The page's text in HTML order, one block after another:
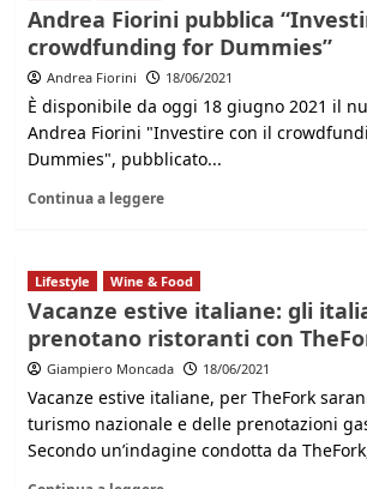
Andrea Fiorini pubblica
crowdfunding for Dummies”
Andrea Fiorini 18/06/2021
È disponibile da oggi 18 giugno 2021 il
Andrea Fiorini "Investire con il
Dummies", pubblicato...
Continua a leggere
Lifestyle Wine & Food
Vacanze estive italiane: gli
prenotano ristoranti con
Giampiero Moncada 18/06/2021
Vacanze estive italiane, per TheFork
turismo nazionale e delle prenotazioni
Secondo un’indagine condotta da